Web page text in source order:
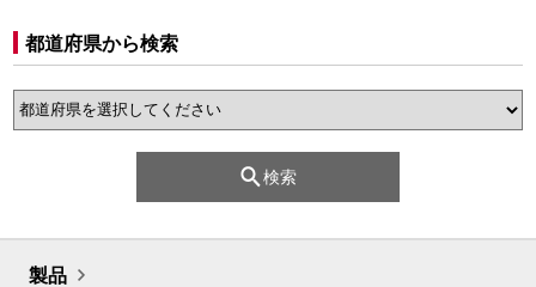
都道府県から検索
検索
製品